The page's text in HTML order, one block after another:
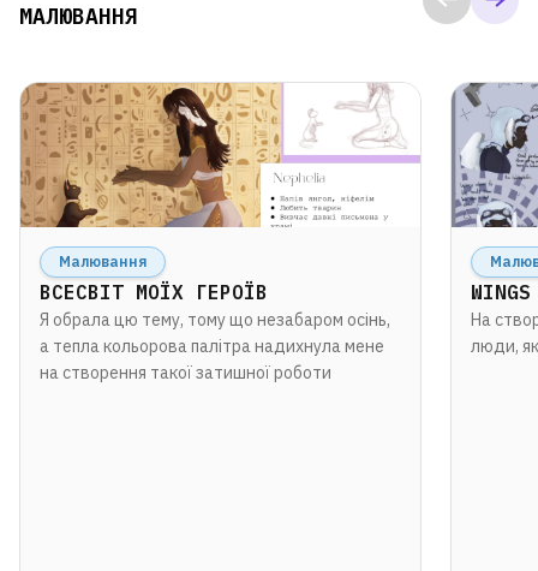
МАЛЮВАННЯ
Малювання
ВСЕСВІТ МОЇХ ГЕРОЇВ
Я обрала цю тему, тому що незабаром осінь,
а тепла кольорова палітра надихнула мене
на створення такої затишної роботи
На
люди,